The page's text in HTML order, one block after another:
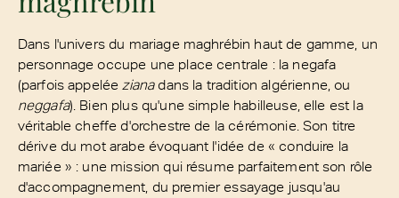
Dans l'univers du mariage maghrébin haut de gamme, un
personnage occupe une place centrale : la negafa
(parfois appelée zianadans la tradition algérienne, ou
neggafa). Bien plus qu'une simple habilleuse, elle est la
véritable cheffe d'orchestre de la cérémonie. Son titre
dérive du mot arabe évoquant l'idée de « conduire la
mariée » : une mission qui résume parfaitement son rôle
d'accompagnement, du premier essayage jusqu'au